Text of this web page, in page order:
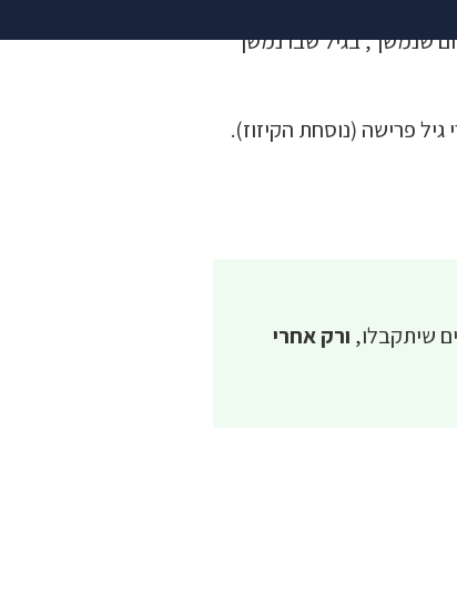
שנמשך, בגיל שבו נמשך
גיל פרישה (נוסחת הקיזוז).
שיתקבלו, ורק אחרי